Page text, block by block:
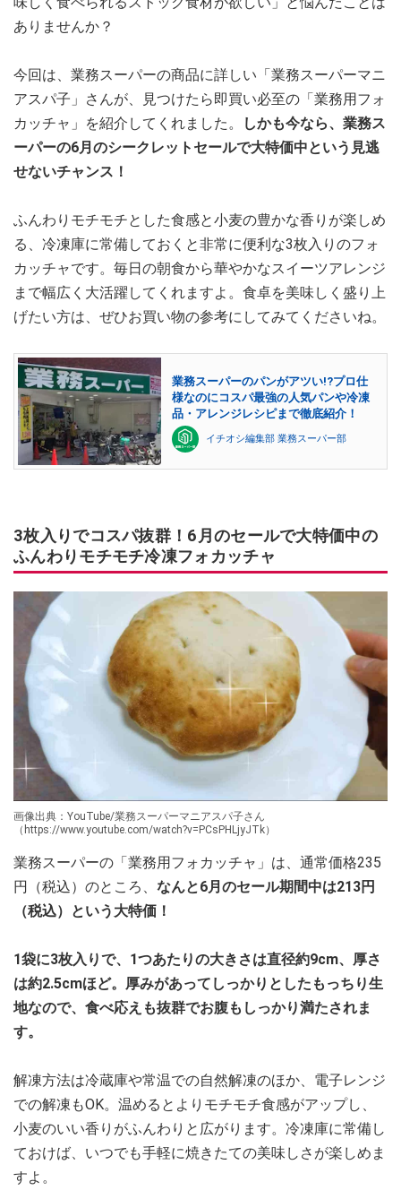
ありませんか？
今回は、業務スーパーの商品に詳しい「業務スーパーマニ
アスパ子」さんが、見つけたら即買い必至の「業務用フォ
カッチャ」を紹介してくれました。
しかも今なら、業務ス
ーパーの6月のシークレットセールで大特価中という見逃
せないチャンス！
ふんわりモチモチとした食感と小麦の豊かな香りが楽しめ
る、冷凍庫に常備しておくと非常に便利な3枚入りのフォ
カッチャです。毎日の朝食から華やかなスイーツアレンジ
まで幅広く大活躍してくれますよ。食卓を美味しく盛り上
げたい方は、ぜひお買い物の参考にしてみてくださいね。
業務スーパーのパンがアツい!?プロ仕
様なのにコスパ最強の人気パンや冷凍
品・アレンジレシピまで徹底紹介！
イチオシ編集部 業務スーパー部
3枚入りでコスパ抜群！6月のセールで大特価中の
ふんわりモチモチ冷凍フォカッチャ
画像出典：YouTube/業務スーパーマニアスパ子さん
（https://www.youtube.com/watch?v=PCsPHLjyJTk）
業務スーパーの「業務用フォカッチャ」は、通常価格235
円（税込）のところ、 なんと6月のセール期間中は213円
（税込）という大特価！
1袋に3枚入りで、1つあたりの大きさは直径約9cm、厚さ
は約2.5cmほど。厚みがあってしっかりとしたもっちり生
地なので、食べ応えも抜群でお腹もしっかり満たされま
す。
解凍方法は冷蔵庫や常温での自然解凍のほか、電子レンジ
での解凍もOK。温めるとよりモチモチ食感がアップし、
小麦のいい香りがふんわりと広がります。冷凍庫に常備し
ておけば、いつでも手軽に焼きたての美味しさが楽しめま
すよ。